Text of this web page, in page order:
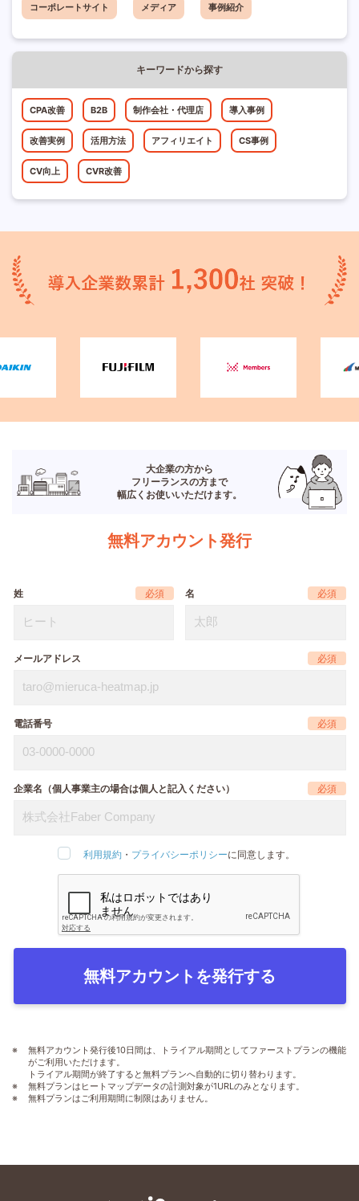
コーポレートサイト メディア 事例紹介
キーワードから探す
CPA改善 B2B 制作会社・代理店 導入事例
改善実例 活用方法 アフィリエイト CS事例
CV向上 CVR改善
大企業の方から
フリーランスの方まで
幅広くお使いいただけます。
無料アカウント発行
姓 名
メールアドレス
電話番号
企業名（個人事業主の場合は個人と記入ください）
利用規約 ・ プライバシーポリシーに同意します。
無料アカウントを発行する
無料アカウント発行後10日間は、トライアル期間としてファーストプランの機能
がご利用いただけます。
トライアル期間が終了すると無料プランへ自動的に切り替わります。
無料プランはヒートマップデータの計測対象が1URLのみとなります。
無料プランはご利用期間に制限はありません。